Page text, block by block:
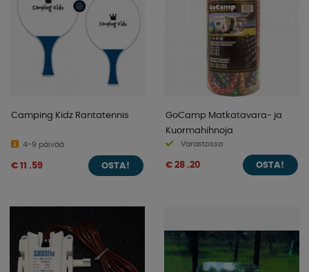
Camping Kidz Rantatennis
4-9 päivää
€ 11 .59 OSTA!
GoCamp Matkatavara- ja
Kuormahihnoja
Varastossa
€ 28 .20 OSTA!